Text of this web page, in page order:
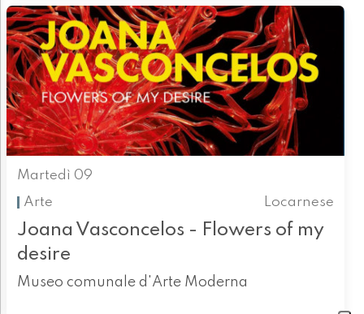
Martedì 09
Arte
Locarnese
Joana Vasconcelos - Flowers of my
desire
Museo comunale d'Arte Moderna